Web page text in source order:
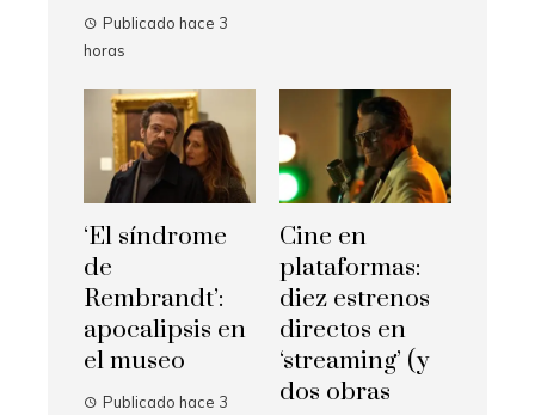
Publicado hace 3
horas
‘El síndrome
de
Rembrandt’:
apocalipsis en
el museo
Publicado hace 3
Cine en
plataformas:
diez estrenos
directos en
‘streaming’ (y
dos obras